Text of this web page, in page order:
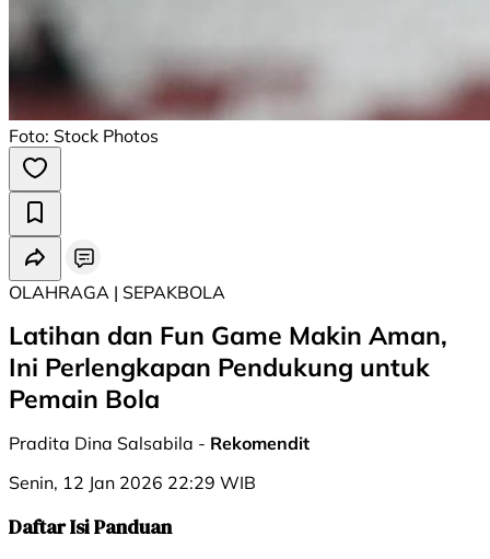
Foto: Stock Photos
OLAHRAGA | SEPAKBOLA
Latihan dan Fun Game Makin Aman,
Ini Perlengkapan Pendukung untuk
Pemain Bola
Pradita Dina Salsabila - Rekomendit
Senin, 12 Jan 2026 22:29 WIB
Daftar Isi Panduan